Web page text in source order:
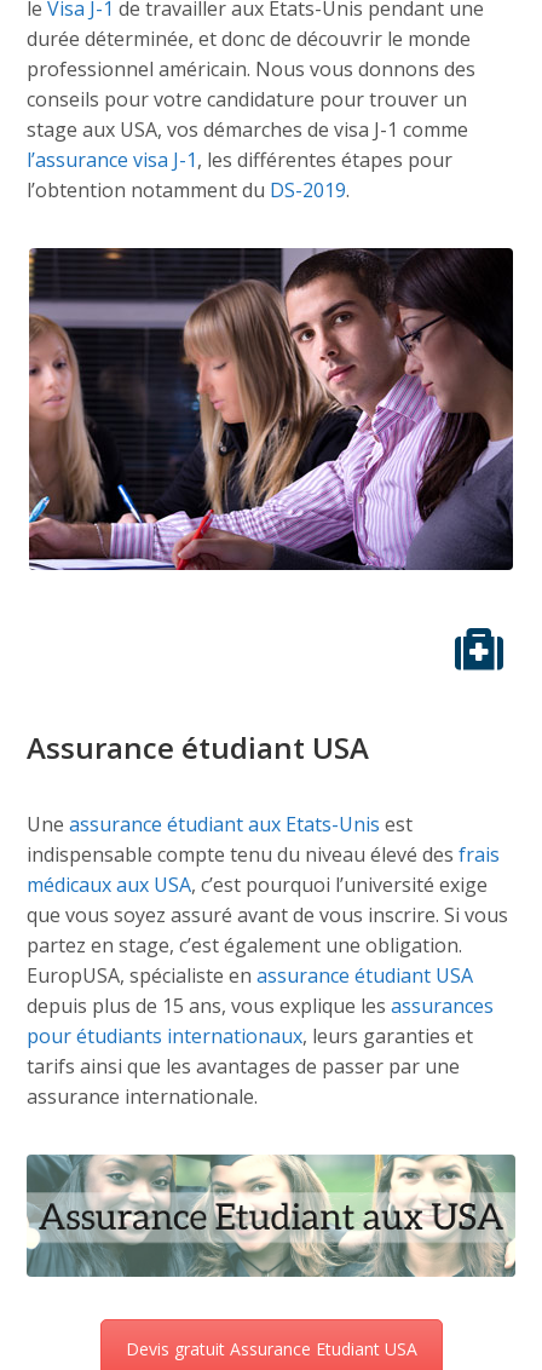
leVisa J-1 de travailler aux Etats-Unis pendant une
durée déterminée, et donc de découvrir le monde
professionnel américain. Nous vous donnons des
conseils pour votre candidature pour trouver un
stage aux USA, vos démarches de visa J-1 comme
l’assurance visa J-1, les différentes étapes pour
l’obtention notamment du DS-2019.
Assurance étudiant USA
Uneassurance étudiant aux Etats-Unis est
indispensable compte tenu du niveau élevé desfrais
médicaux aux USA, c’est pourquoi l’université exige
que vous soyez assuré avant de vous inscrire. Si vous
partez en stage, c’est également une obligation.
EuropUSA, spécialiste enassurance étudiant USA
depuis plus de 15 ans, vous explique lesassurances
pour étudiants internationaux, leurs garanties et
tarifs ainsi que les avantages de passer par une
assurance internationale.
Devis gratuit Assurance Etudiant USA